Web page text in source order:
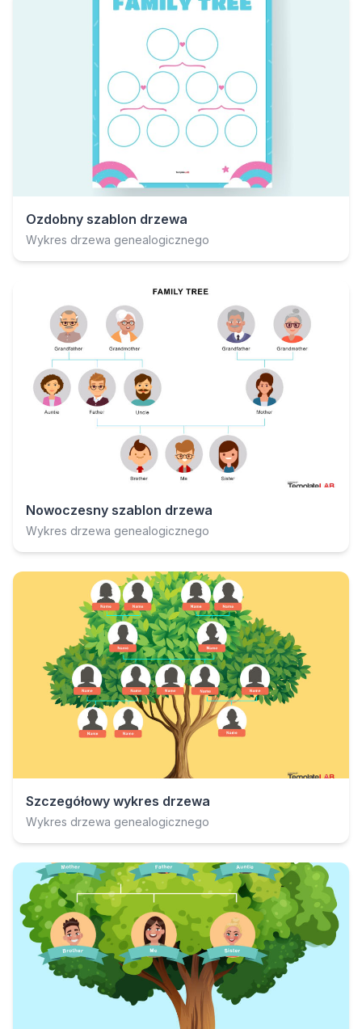
Ozdobny szablon drzewa
Wykres drzewa genealogicznego
Nowoczesny szablon drzewa
Wykres drzewa genealogicznego
Szczegółowy wykres drzewa
Wykres drzewa genealogicznego